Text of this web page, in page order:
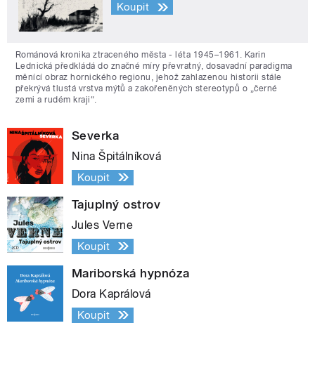
Koupit
Románová kronika ztraceného města - léta 1945–1961. Karin
Lednická předkládá do značné míry převratný, dosavadní paradigma
měnící obraz hornického regionu, jehož zahlazenou historii stále
překrývá tlustá vrstva mýtů a zakořeněných stereotypů o „černé
zemi a rudém kraji“.
Severka
Nina Špitálníková
Koupit
Tajuplný ostrov
Jules Verne
Koupit
Mariborská hypnóza
Dora Kaprálová
Koupit